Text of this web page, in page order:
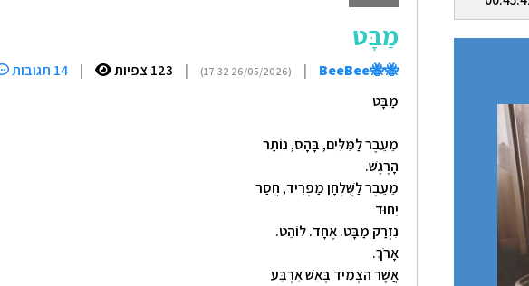
מַבָּט
🐝🐝BeeBee
|
(26/05/2026 17:32)
| 123 צפיות | 14 תגובות
מַבָּט
מֵעֵבֶר לַמִּלִּים, בָּהָס, נוֹתַר
הָרֶגֶשׁ.
מֵעֵבֶר לַשֻּׁלְחָן מַפְרִיד, חֲסַר
יִחוּד
נִזְרַק מַבָּט. אֶחָד. לוֹהֵט.
אָרֹךְ.
אֲשֶׁר הִצְמִיד בְּאֵשׁ אַרְבַּע